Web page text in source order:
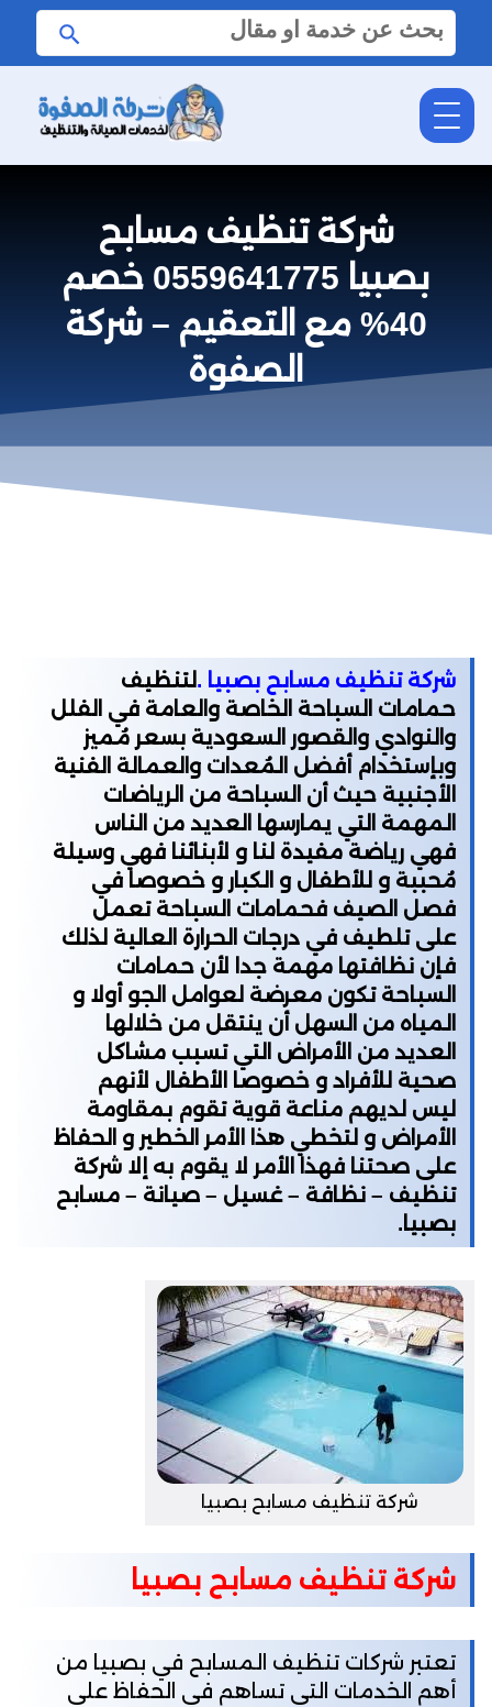
البحث
عن:
شركة تنظيف مسابح
بصبيا 0559641775 خصم
40% مع التعقيم – شركة
الصفوة
شركة تنظيف مسابح بصبيا .لتنظيف
حمامات السباحة الخاصة والعامة في الفلل
والنوادي والقصور السعودية بسعر مُميز
وبإستخدام أفضل المُعدات والعمالة الفنية
الأجنبية حيث أن السباحة من الرياضات
المهمة التي يمارسها العديد من الناس
فهي رياضة مفيدة لنا و لأبنائنا فهي وسيلة
مُحببة و للأطفال و الكبار و خصوصا في
فصل الصيف فحمامات السباحة تعمل
على تلطيف في درجات الحرارة العالية لذلك
فإن نظافتها مهمة جدا لأن حمامات
السباحة تكون معرضة لعوامل الجو أولا و
المياه من السهل أن ينتقل من خلالها
العديد من الأمراض التي تسبب مشاكل
صحية للأفراد و خصوصا الأطفال لأنهم
ليس لديهم مناعة قوية تقوم بمقاومة
الأمراض و لتخطي هذا الأمر الخطير و الحفاظ
على صحتنا فهذا الأمر لا يقوم به إلا شركة
تنظيف – نظافة – غسيل – صيانة – مسابح
بصبيا.
شركة تنظيف مسابح بصبيا
شركة تنظيف مسابح بصبيا
تعتبر شركات تنظيف المسابح في بصبيا من
أهم الخدمات التي تساهم في الحفاظ على